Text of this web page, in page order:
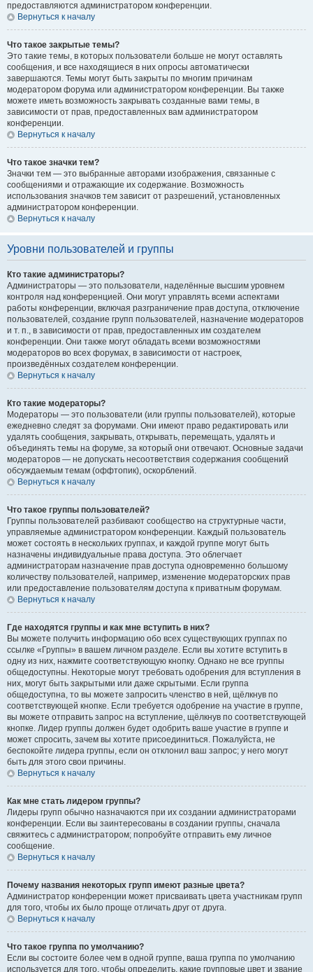
предоставляются администратором конференции.
Вернуться к началу
Что такое закрытые темы?
Это такие темы, в которых пользователи больше не могут оставлять
сообщения, и все находящиеся в них опросы автоматически
завершаются. Темы могут быть закрыты по многим причинам
модератором форума или администратором конференции. Вы также
можете иметь возможность закрывать созданные вами темы, в
зависимости от прав, предоставленных вам администратором
конференции.
Вернуться к началу
Что такое значки тем?
Значки тем — это выбранные авторами изображения, связанные с
сообщениями и отражающие их содержание. Возможность
использования значков тем зависит от разрешений, установленных
администратором конференции.
Вернуться к началу
Уровни пользователей и группы
Кто такие администраторы?
Администраторы — это пользователи, наделённые высшим уровнем
контроля над конференцией. Они могут управлять всеми аспектами
работы конференции, включая разграничение прав доступа, отключение
пользователей, создание групп пользователей, назначение модераторов
и т. п., в зависимости от прав, предоставленных им создателем
конференции. Они также могут обладать всеми возможностями
модераторов во всех форумах, в зависимости от настроек,
произведённых создателем конференции.
Вернуться к началу
Кто такие модераторы?
Модераторы — это пользователи (или группы пользователей), которые
ежедневно следят за форумами. Они имеют право редактировать или
удалять сообщения, закрывать, открывать, перемещать, удалять и
объединять темы на форуме, за который они отвечают. Основные задачи
модераторов — не допускать несоответствия содержания сообщений
обсуждаемым темам (оффтопик), оскорблений.
Вернуться к началу
Что такое группы пользователей?
Группы пользователей разбивают сообщество на структурные части,
управляемые администратором конференции. Каждый пользователь
может состоять в нескольких группах, и каждой группе могут быть
назначены индивидуальные права доступа. Это облегчает
администраторам назначение прав доступа одновременно большому
количеству пользователей, например, изменение модераторских прав
или предоставление пользователям доступа к приватным форумам.
Вернуться к началу
Где находятся группы и как мне вступить в них?
Вы можете получить информацию обо всех существующих группах по
ссылке «Группы» в вашем личном разделе. Если вы хотите вступить в
одну из них, нажмите соответствующую кнопку. Однако не все группы
общедоступны. Некоторые могут требовать одобрения для вступления в
них, могут быть закрытыми или даже скрытыми. Если группа
общедоступна, то вы можете запросить членство в ней, щёлкнув по
соответствующей кнопке. Если требуется одобрение на участие в группе,
вы можете отправить запрос на вступление, щёлкнув по соответствующей
кнопке. Лидер группы должен будет одобрить ваше участие в группе и
может спросить, зачем вы хотите присоединиться. Пожалуйста, не
беспокойте лидера группы, если он отклонил ваш запрос; у него могут
быть для этого свои причины.
Вернуться к началу
Как мне стать лидером группы?
Лидеры групп обычно назначаются при их создании администраторами
конференции. Если вы заинтересованы в создании группы, сначала
свяжитесь с администратором; попробуйте отправить ему личное
сообщение.
Вернуться к началу
Почему названия некоторых групп имеют разные цвета?
Администратор конференции может присваивать цвета участникам групп
для того, чтобы их было проще отличать друг от друга.
Вернуться к началу
Что такое группа по умолчанию?
Если вы состоите более чем в одной группе, ваша группа по умолчанию
используется для того, чтобы определить, какие групповые цвет и звание